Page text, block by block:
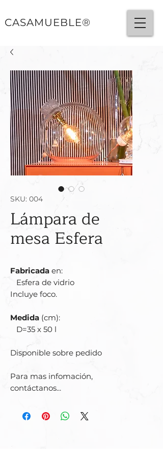
CASAMUEBLE®
SKU: 004
Lámpara de
mesa Esfera
Fabricada en:
Esfera de vidrio
Incluye foco.
Medida (cm):
D=35 x 50 l
Disponible sobre pedido
Para mas infomación,
contáctanos...